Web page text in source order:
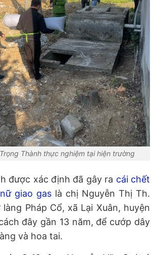
Thành thực nghiệm tại hiện trường
được xác định đã gây ra cái chết
giao gas là chị Nguyễn Thị Th.
Pháp Cổ, xã Lại Xuân, huyện
đây gần 13 năm, để cướp dây
và hoa tai.